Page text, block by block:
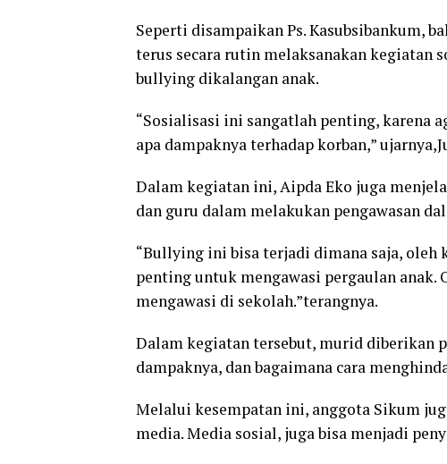
Seperti disampaikan Ps. Kasubsibankum,
terus secara rutin melaksanakan kegiatan
bullying dikalangan anak.
“Sosialisasi ini sangatlah penting, karena
apa dampaknya terhadap korban,”
Dalam kegiatan ini, Aipda Eko juga
dan guru dalam melakukan pengawasan
“Bullying ini bisa terjadi dimana saja, oleh
penting untuk mengawasi pergaulan anak.
mengawasi di sekolah.”terangnya.
Dalam kegiatan tersebut, murid diberikan
dampaknya, dan bagaimana cara
Melalui kesempatan ini, anggota Sikum
media. Media sosial, juga bisa menjadi